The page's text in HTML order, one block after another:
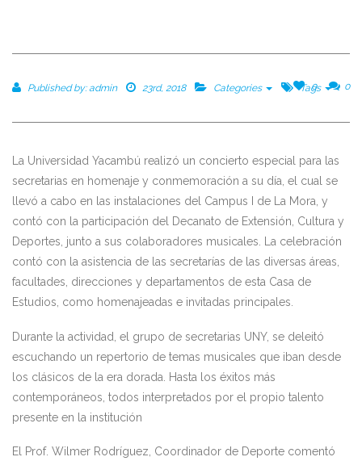
Published by:admin 23rd, 2018 Categories Tags 0
0
La Universidad Yacambú realizó un concierto especial para las
secretarias en homenaje y conmemoración a su día, el cual se
llevó a cabo en las instalaciones del Campus I de La Mora, y
contó con la participación del Decanato de Extensión, Cultura y
Deportes, junto a sus colaboradores musicales. La celebración
contó con la asistencia de las secretarías de las diversas áreas,
facultades, direcciones y departamentos de esta Casa de
Estudios, como homenajeadas e invitadas principales.
Durante la actividad, el grupo de secretarias UNY, se deleitó
escuchando un repertorio de temas musicales que iban desde
los clásicos de la era dorada. Hasta los éxitos más
contemporáneos, todos interpretados por el propio talento
presente en la institución
El Prof. Wilmer Rodríguez, Coordinador de Deporte comentó